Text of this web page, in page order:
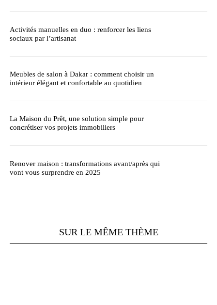
Activités manuelles en duo : renforcer les liens
sociaux par l’artisanat
Meubles de salon à Dakar : comment choisir un
intérieur élégant et confortable au quotidien
La Maison du Prêt, une solution simple pour
concrétiser vos projets immobiliers
Renover maison : transformations avant/après qui
vont vous surprendre en 2025
SUR LE MÊME THÈME